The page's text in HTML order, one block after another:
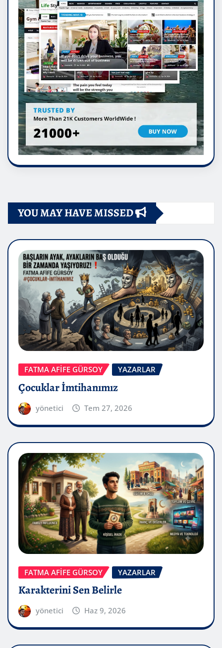
YOU MAY HAVE MISSED
FATMA AFİFE GÜRSOY YAZARLAR
Çocuklar İmtihanımız
yönetici Tem 27, 2026
FATMA AFİFE GÜRSOY YAZARLAR
Karakterini Sen Belirle
yönetici Haz 9, 2026